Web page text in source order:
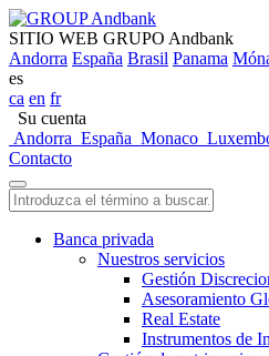
SITIO WEB GRUPO Andbank
Andorra España Brasil Panama
es
ca en fr
Su cuenta
Andorra España Monaco
Contacto
Banca privada
Nuestros servicios
Gestión
Asesoramiento
Real Estate
Instrumentos de